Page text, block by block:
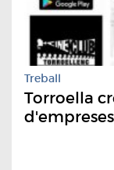
Treball
Torroella